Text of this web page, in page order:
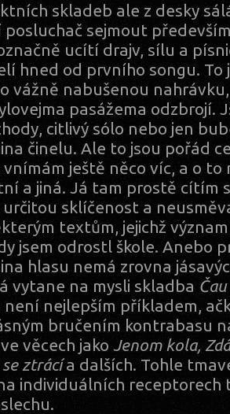
skladeb ale z desky
sejmout
ucítí drajv, sílu a
hned od prvního songu. To
vážně nabušenou
pasážema odzbrojí.
citlivý sólo nebo jen
činelu. Ale to jsou pořád
ještě něco víc, a o to
a jiná. Já tam prostě cítím
určitou sklíčenost a
textům, jejichž
jsem odrostl škole. Anebo
hlasu nemá zrovna
vytane na mysli skladba
nejlepším příkladem,
bručením kontrabasu
věcech jako Jenom kola,
ztrácía dalších. Tohle
individuálních receptorech